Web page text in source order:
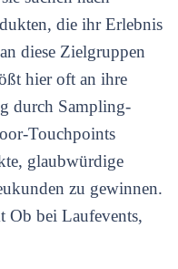
die ihr Erlebnis
diese Zielgruppen
hier oft an ihre
durch Sampling-
Touchpoints
glaubwürdige
zu gewinnen.
Ob bei Laufevents,